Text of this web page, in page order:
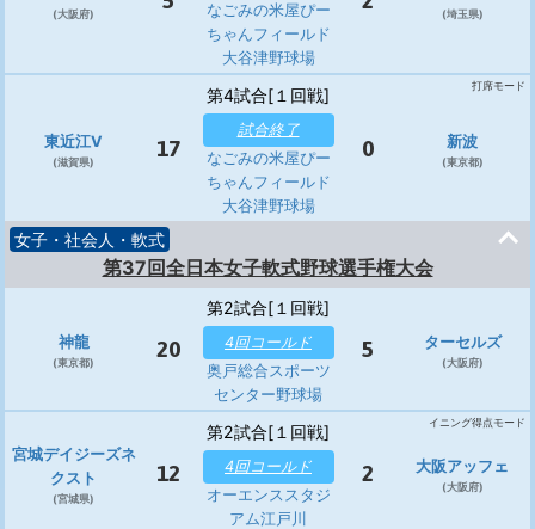
(大阪府)
なごみの米屋ぴー
ちゃんフィールド
大谷津野球場
(埼玉県)
東近江V
(滋賀県)
17
第4試合[１回戦]
試合終了
なごみの米屋ぴー
ちゃんフィールド
大谷津野球場
0 新波
(東京都)
打席モード
女子・社会人・軟式
第37回全日本女子軟式野球選手権大会
神龍
(東京都)
20
第2試合[１回戦]
4回コールド
奥戸総合スポーツ
センター野球場
5 ターセルズ
(大阪府)
宮城デイジーズネ
クスト
(宮城県)
12
第2試合[１回戦]
4回コールド
オーエンススタジ
アム江戸川
2 大阪アッフェ
(大阪府)
イニング得点モード